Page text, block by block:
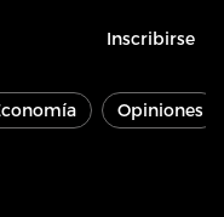
Inscribirse
Opiniones